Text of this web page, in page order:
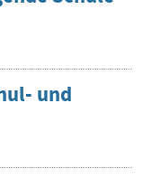
und